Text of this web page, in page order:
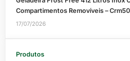
Compartimentos Removíveis –
17/07/2026
Produtos